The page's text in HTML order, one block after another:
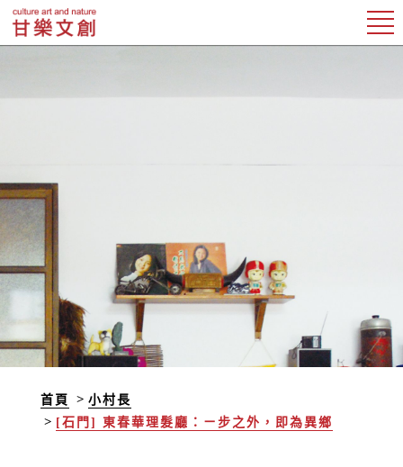
首頁
小村長
[石門] 東春華理髮廳：ㄧ步之外，即為異鄉